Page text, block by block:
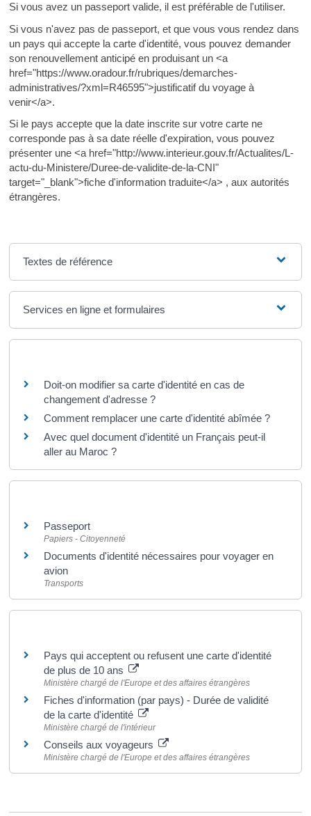
Si vous avez un passeport valide, il est préférable de l'utiliser.
Si vous n'avez pas de passeport, et que vous vous rendez dans
un pays qui accepte la carte d'identité, vous pouvez demander
son renouvellement anticipé en produisant un <a
href="https://www.oradour.fr/rubriques/demarches-
administratives/?xml=R46595">justificatif du voyage à
venir</a>.
Si le pays accepte que la date inscrite sur votre carte ne
corresponde pas à sa date réelle d'expiration, vous pouvez
présenter une <a href="http://www.interieur.gouv.fr/Actualites/L-
actu-du-Ministere/Duree-de-validite-de-la-CNI"
target="_blank">fiche d'information traduite</a> , aux autorités
étrangères.
Textes de référence
Services en ligne et formulaires
Doit-on modifier sa carte d'identité en cas de
changement d'adresse ?
Comment remplacer une carte d'identité abîmée ?
Avec quel document d'identité un Français peut-il
aller au Maroc ?
Passeport
Papiers - Citoyenneté
Documents d'identité nécessaires pour voyager en
avion
Transports
Pays qui acceptent ou refusent une carte d'identité
de plus de 10 ans
Ministère chargé de l'Europe et des affaires étrangères
Fiches d'information (par pays) - Durée de validité
de la carte d'identité
Ministère chargé de l'intérieur
Conseils aux voyageurs
Ministère chargé de l'Europe et des affaires étrangères